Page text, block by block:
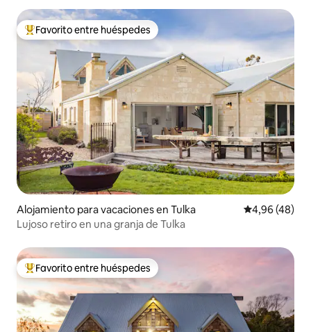
Favorito entre los huéspedes más destacados
Favorito entre huéspedes
Alojamiento para vacaciones en Tulka Calificación
4,96 (48)
Lujoso retiro en una granja de Tulka
Favorito entre los huéspedes más destacados
Favorito entre huéspedes